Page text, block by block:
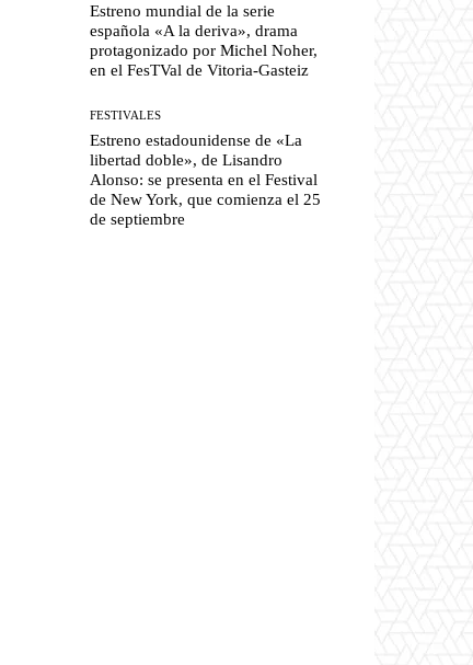
Estreno mundial de la serie
española «A la deriva», drama
protagonizado por Michel Noher,
en el FesTVal de Vitoria-Gasteiz
FESTIVALES
Estreno estadounidense de «La
libertad doble», de Lisandro
Alonso: se presenta en el Festival
de New York, que comienza el 25
de septiembre